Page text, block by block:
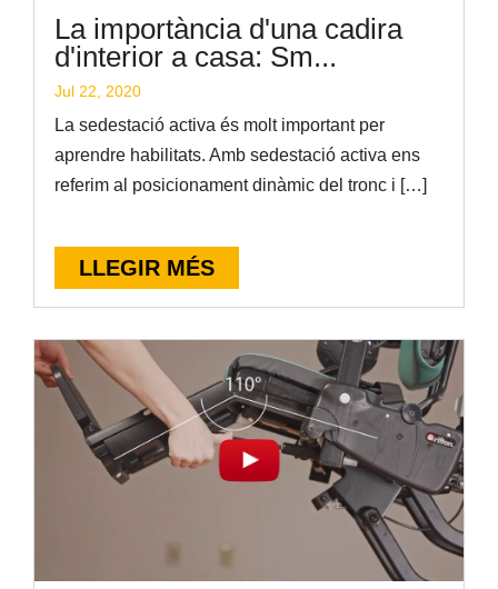
La importància d'una cadira
d'interior a casa: Sm...
Jul 22, 2020
La sedestació activa és molt important per
aprendre habilitats. Amb sedestació activa ens
referim al posicionament dinàmic del tronc i […]
LLEGIR MÉS